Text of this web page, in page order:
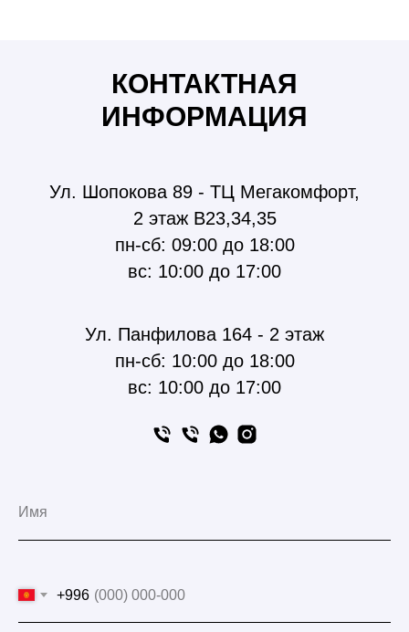
КОНТАКТНАЯ
ИНФОРМАЦИЯ
Ул. Шопокова 89 - ТЦ Мегакомфорт,
2 этаж В23,34,35
пн-сб: 09:00 до 18:00
вс: 10:00 до 17:00
Ул. Панфилова 164 - 2 этаж
пн-сб: 10:00 до 18:00
вс: 10:00 до 17:00
+996